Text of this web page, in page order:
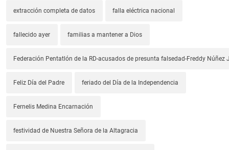
extracción completa de datos falla eléctrica nacional
fallecido ayer familias a mantener a Dios
Federación Pentatlón de la RD-acusados de presunta falsedad-Freddy Núñez
Feliz Día del Padre feriado del Día de la Independencia
Fernelis Medina Encarnación
festividad de Nuestra Señora de la Altagracia